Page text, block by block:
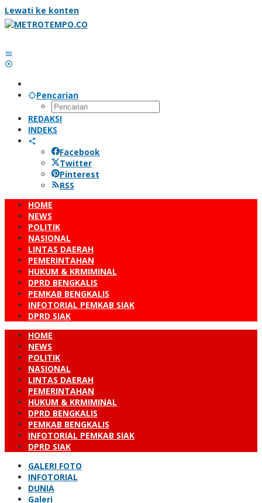
Lewati ke konten
Pencarian
REDAKSI
INDEKS
Facebook
Twitter
Pinterest
RSS
HOME
NEWS
POLITIK
NASIONAL
LINTAS DAERAH
PEMERINTAHAN
HUKUM & KRMIMINAL
DPRD BENGKALIS
PEMKAB BENGKALIS
INFOTORIAL PEMKAB SIAK
DPRD SIAK
HOME
NEWS
POLITIK
NASIONAL
LINTAS DAERAH
PEMERINTAHAN
HUKUM & KRMIMINAL
DPRD BENGKALIS
PEMKAB BENGKALIS
INFOTORIAL PEMKAB SIAK
DPRD SIAK
GALERI FOTO
INFOTORIAL
DUNIA
Galeri